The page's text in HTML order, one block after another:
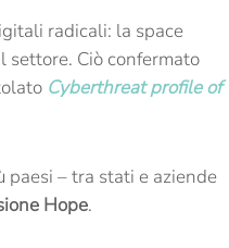
radicali: la space
Ciò confermato
Cyberthreat profile of
– tra stati e aziende
Hope.